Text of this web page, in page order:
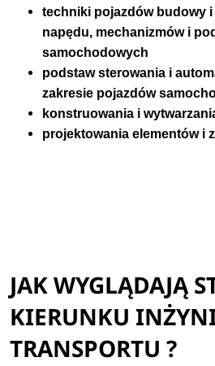
techniki pojazdów budowy i
napędu, mechanizmów i
samochodowych
podstaw sterowania i
zakresie pojazdów
konstruowania i
projektowania elementów i
JAK WYGLĄDAJĄ
KIERUNKU
TRANSPORTU ?